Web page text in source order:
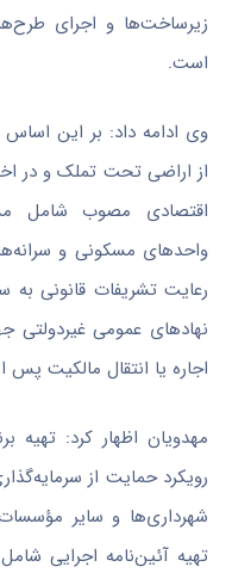
زیرساخت‌ها و اجرای
است.
وی ادامه داد: بر این
از اراضی تحت تملک و در
اقتصادی مصوب شامل
واحدهای مسکونی و
رعایت تشریفات قانونی به
نهادهای عمومی
اجاره یا انتقال مالکیت پس
مهدویان اظهار کرد: تهیه
رویکرد حمایت از
شهرداری‌ها و سایر
تهیه آئین‌نامه اجرایی